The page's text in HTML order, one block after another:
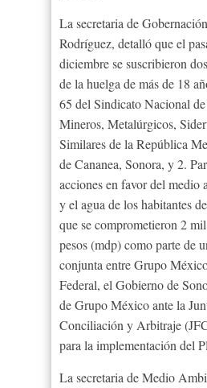
La secretaria de
Rodríguez, detalló que el
diciembre se suscribieron
de la huelga de más de 18
65 del Sindicato Nacional
Mineros, Metalúrgicos,
Similares de la República
de Cananea, Sonora, y 2.
acciones en favor del medio
y el agua de los habitantes
que se comprometieron 2
pesos (mdp) como parte de
conjunta entre Grupo
Federal, el Gobierno de
de Grupo México ante la
Conciliación y Arbitraje
para la implementación del
La secretaria de Medio